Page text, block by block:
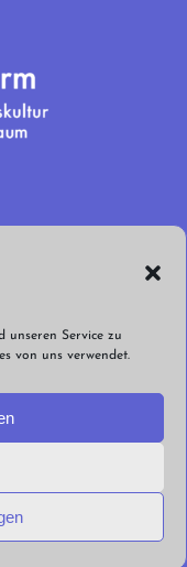
unseren Service zu
von uns verwendet.